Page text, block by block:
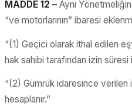
MADDE 12 – Aynı
“ve motorlarının” ibaresi
“(1) Geçici olarak ithal edilen
hak sahibi tarafından izin
“(2) Gümrük idaresince verilen
hesaplanır.”